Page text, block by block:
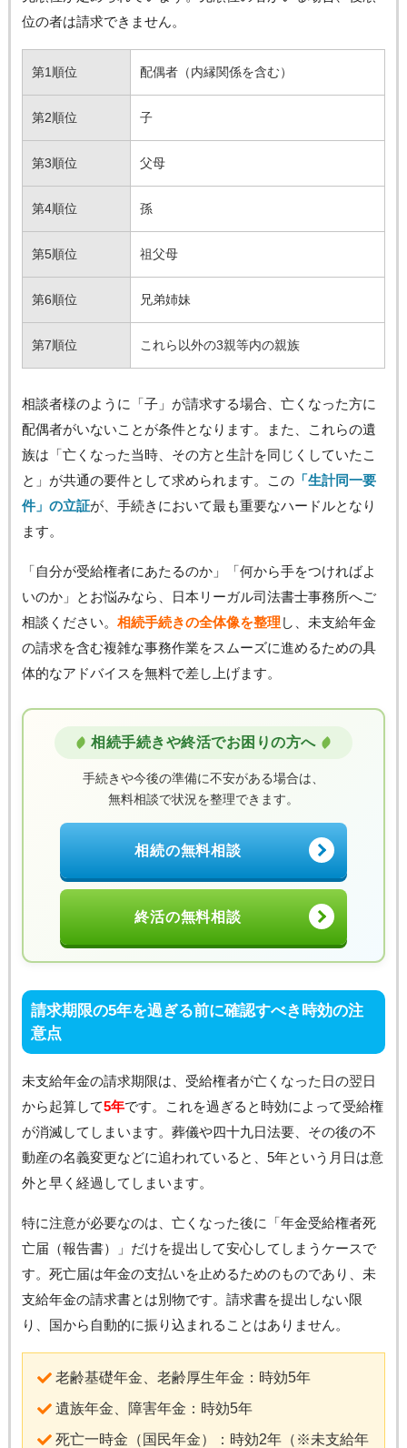
位の者は請求できません。
第1順位 配偶者（内縁関係を含む）
第2順位 子
第3順位 父母
第4順位 孫
第5順位 祖父母
第6順位 兄弟姉妹
第7順位 これら以外の3親等内の親族
相談者様のように「子」が請求する場合、亡くなった方に
配偶者がいないことが条件となります。また、これらの遺
族は「亡くなった当時、その方と生計を同じくしていたこ
と」が共通の要件として求められます。この「生計同一要
件」の立証が、手続きにおいて最も重要なハードルとなり
ます。
「自分が受給権者にあたるのか」「何から手をつければよ
いのか」とお悩みなら、日本リーガル司法書士事務所へご
相談ください。 相続手続きの全体像を整理し、未支給年金
の請求を含む複雑な事務作業をスムーズに進めるための具
体的なアドバイスを無料で差し上げます。
相続手続きや終活でお困りの方へ
手続きや今後の準備に不安がある場合は、
無料相談で状況を整理できます。
相続の無料相談
終活の無料相談
請求期限の5年を過ぎる前に確認すべき時効の注
意点
未支給年金の請求期限は、受給権者が亡くなった日の翌日
から起算して5年です。これを過ぎると時効によって受給権
が消滅してしまいます。葬儀や四十九日法要、その後の不
動産の名義変更などに追われていると、5年という月日は意
外と早く経過してしまいます。
特に注意が必要なのは、亡くなった後に「年金受給権者死
亡届（報告書）」だけを提出して安心してしまうケースで
す。死亡届は年金の支払いを止めるためのものであり、未
支給年金の請求書とは別物です。請求書を提出しない限
り、国から自動的に振り込まれることはありません。
老齢基礎年金、老齢厚生年金：時効5年
遺族年金、障害年金：時効5年
死亡一時金（国民年金）：時効2年（※未支給年